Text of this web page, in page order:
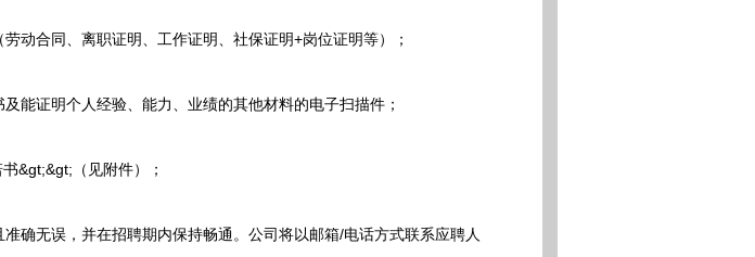
合同、离职证明、工作证明、社保证明+岗位证明等）；
证明个人经验、能力、业绩的其他材料的电子扫描件；
&gt;&gt;（见附件）；
无误，并在招聘期内保持畅通。公司将以邮箱/电话方式联系应聘人